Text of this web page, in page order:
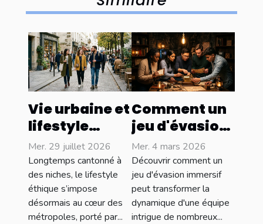
Vie urbaine et
lifestyle
éthique :
concilier
style et
conscience
sociale
Mer. 29 juillet 2026
Longtemps cantonné à
des niches, le lifestyle
éthique s’impose
désormais au cœur des
métropoles, porté par...
Comment un
jeu d'évasion
immersif
renforce-t-il
les liens
d'équipe ?
Mer. 4 mars 2026
Découvrir comment un
jeu d'évasion immersif
peut transformer la
dynamique d'une équipe
intrigue de nombreux...